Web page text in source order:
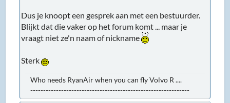
Dus je knoopt een gesprek aan met een bestuurder.
Blijkt dat die vaker op het forum komt ... maar je
vraagt niet ze'n naam of nickname
Sterk
Who needs RyanAir when you can fly Volvo R ....
--------------------------------------------------------------